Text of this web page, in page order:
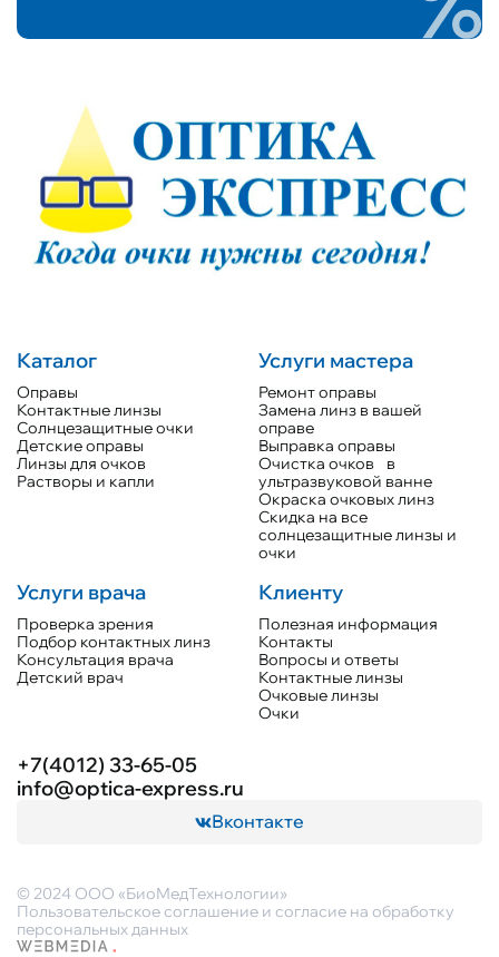
Каталог
Оправы
Контактные линзы
Солнцезащитные очки
Детские оправы
Линзы для очков
Растворы и капли
Услуги мастера
Ремонт оправы
Замена линз в вашей
оправе
Выправка оправы
Очистка очков в
ультразвуковой ванне
Окраска очковых линз
Скидка на все
солнцезащитные линзы и
очки
Услуги врача
Проверка зрения
Подбор контактных линз
Консультация врача
Детский врач
Клиенту
Полезная информация
Контакты
Вопросы и ответы
Контактные линзы
Очковые линзы
Очки
+7(4012) 33-65-05
info@optica-express.ru
Вконтакте
© 2024 ООО «БиоМедТехнологии»
Пользовательское соглашение и согласие на обработку
персональных данных